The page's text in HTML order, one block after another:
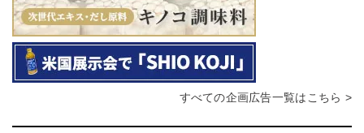
すべての企画広告一覧はこちら >